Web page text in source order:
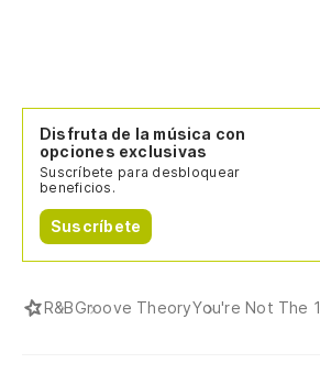
Disfruta de la música con
opciones exclusivas
Suscríbete para desbloquear
beneficios.
Suscríbete
R&BGroove TheoryYou're Not The 1